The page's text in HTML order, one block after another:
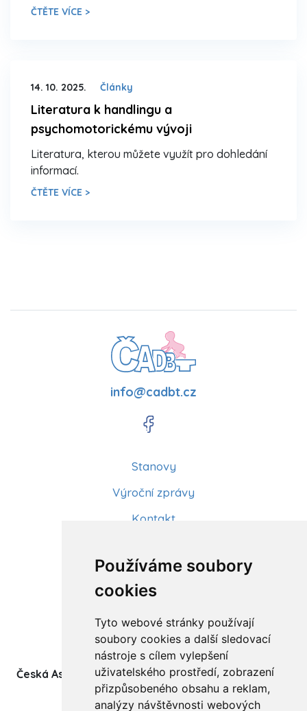
Používáme soubory
cookies
Tyto webové stránky používají
soubory cookies a další sledovací
nástroje s cílem vylepšení
uživatelského prostředí, zobrazení
přizpůsobeného obsahu a reklam,
analýzy návštěvnosti webových
ČTĚTE VÍCE >
14. 10. 2025. Články
Literatura k handlingu a
psychomotorickému vývoji
Literatura, kterou můžete využít pro dohledání
informací.
ČTĚTE VÍCE >
info@cadbt.cz
Stanovy
Výroční zprávy
Kontakt
Články
Kurzy a workshopy
Sídlo ČADBT
Česká Asociace Dětských Bobath Terapeutů spolek
(z.s.)